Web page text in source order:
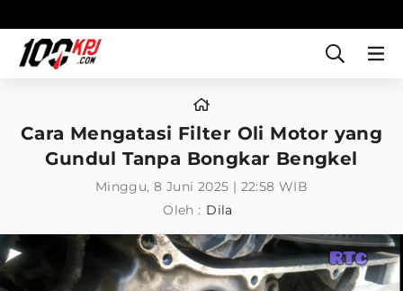
Cara Mengatasi Filter Oli Motor yang
Gundul Tanpa Bongkar Bengkel
Minggu, 8 Juni 2025 | 22:58 WIB
Oleh : Dila